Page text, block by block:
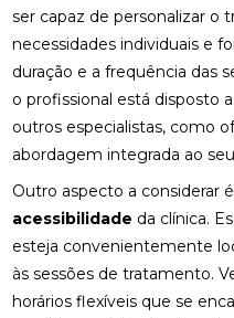
ser capaz de personalizar o
necessidades individuais e
duração e a frequência das
o profissional está disposto
outros especialistas, como
abordagem integrada ao
Outro aspecto a considerar
acessibilidade da clínica.
esteja convenientemente
às sessões de tratamento.
horários flexíveis que se
FISIOTERAPIA VESTIBULAR PARA LABIRINTITE:
BENEFÍCIOS E
FISIOTERAPIA VESTIBULAR PARA LABIRINTITE:
COMO ALIVIAR
QUALIDADE DE VIDA
FISIOTERAPIA VESTIBULAR PARA LABIRINTITE:
COMO ALIVIAR
EQUILÍBRIO
FISIOTERAPIA VESTIBULAR PARA LABIRINTITE: O